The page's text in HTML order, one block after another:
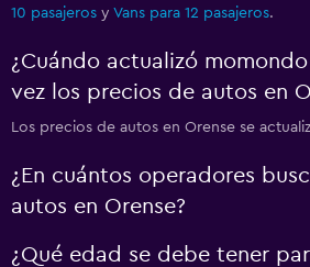
10 pasajeros y Vans para 12 pasajeros.
¿Cuándo actualizó
vez los precios de autos en
Los precios de autos en Orense se
¿En cuántos operadores
autos en Orense?
¿Qué edad se debe tener